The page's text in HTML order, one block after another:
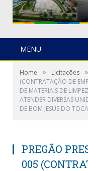
MENU
Home » Licitações »
(CONTRATAÇÃO DE
DE MATERIAIS DE
ATENDER DIVERSAS
DE BOM JESUS DO
PREGÃO
005